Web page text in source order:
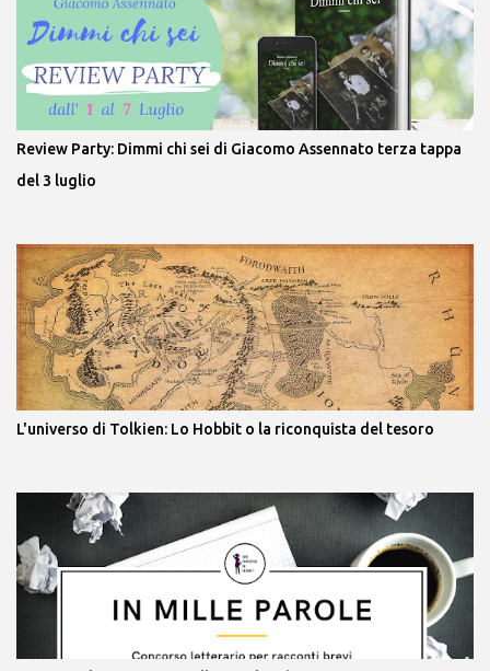
Review Party: Dimmi chi sei di Giacomo Assennato terza tappa
del 3 luglio
L'universo di Tolkien: Lo Hobbit o la riconquista del tesoro